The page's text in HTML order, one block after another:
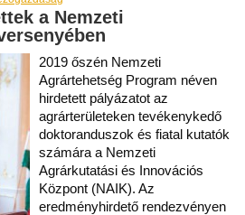
a Nemzeti
2019 őszén Nemzeti
Agrártehetség Program néven
hirdetett pályázatot az
agrárterületeken tevékenykedő
doktoranduszok és fiatal kutatók
számára a Nemzeti
Agrárkutatási és Innovációs
Központ (NAIK). Az
eredményhirdető rendezvényen